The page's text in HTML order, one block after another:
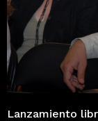
Lanzamiento